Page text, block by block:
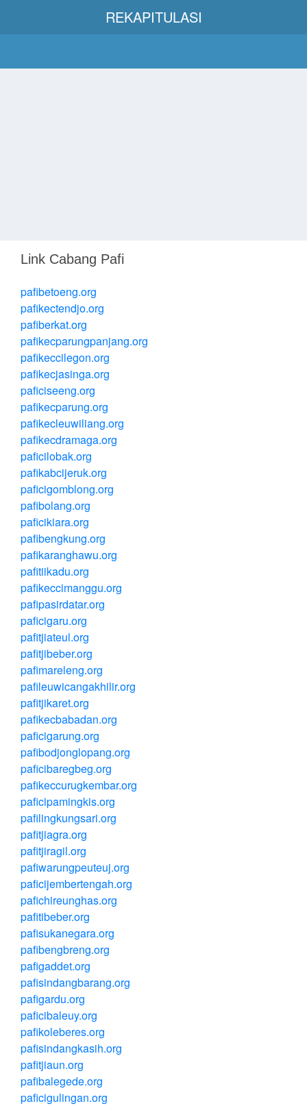
REKAPITULASI
Link Cabang Pafi
pafibetoeng.org
pafikectendjo.org
pafiberkat.org
pafikecparungpanjang.org
pafikeccilegon.org
pafikecjasinga.org
paficiseeng.org
pafikecparung.org
pafikecleuwiliang.org
pafikecdramaga.org
paficilobak.org
pafikabcijeruk.org
paficigomblong.org
pafibolang.org
paficikiara.org
pafibengkung.org
pafikaranghawu.org
pafitiikadu.org
pafikeccimanggu.org
pafipasirdatar.org
paficigaru.org
pafitjiateul.org
pafitjibeber.org
pafimareleng.org
pafileuwicangakhilir.org
pafitjikaret.org
pafikecbabadan.org
paficigarung.org
pafibodjonglopang.org
paficibaregbeg.org
pafikeccurugkembar.org
paficipamingkis.org
pafilingkungsari.org
pafitjiagra.org
pafitjiragil.org
pafiwarungpeuteuj.org
paficijembertengah.org
pafichireunghas.org
pafitibeber.org
pafisukanegara.org
pafibengbreng.org
pafigaddet.org
pafisindangbarang.org
pafigardu.org
paficibaleuy.org
pafikoleberes.org
pafisindangkasih.org
pafitjiaun.org
pafibalegede.org
paficigulingan.org